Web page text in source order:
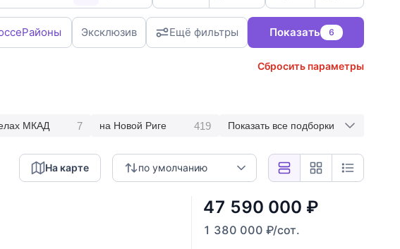
Районы Эксклюзив Ещё фильтры Показать 6
Сбросить параметры
МКАД 7 на Новой Риге 419 Показать все подборки
по умолчанию
На карте
47 590 000 ₽
1 380 000 ₽/сот.